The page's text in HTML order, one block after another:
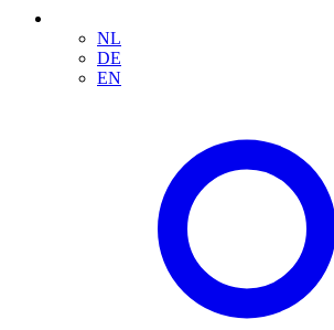
NL
DE
EN